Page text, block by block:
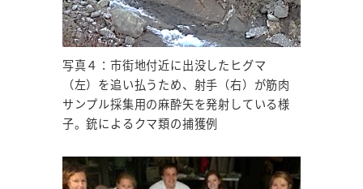
写真４：市街地付近に出没したヒグマ
（左）を追い払うため、射手（右）が筋肉
サンプル採集用の麻酔矢を発射している様
子。銃によるクマ類の捕獲例